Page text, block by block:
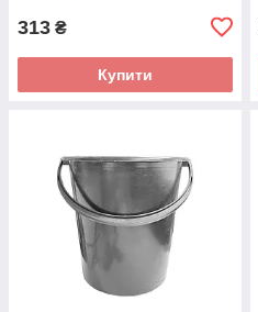
313 ₴
Купити